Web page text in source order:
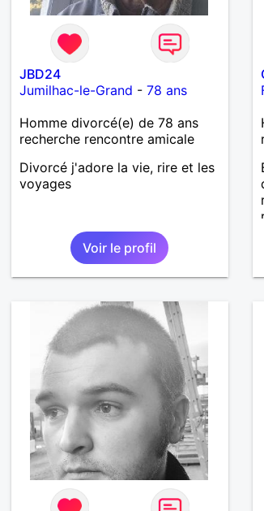
JBD24
Jumilhac-le-Grand - 78 ans
Homme divorcé(e) de 78 ans
recherche rencontre amicale
Divorcé j'adore la vie, rire et les
voyages
Voir le profil